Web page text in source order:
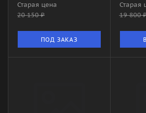
Старая цена
20 150₽
ПОД ЗАКАЗ
Старая
19 800